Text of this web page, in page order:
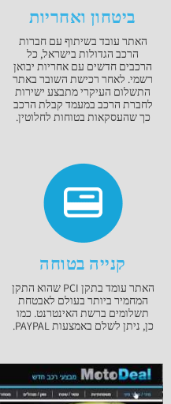
ביטחון ואחריות
האתר עובד בשיתוף עם חברות
הרכב הגדולות בישראל, כל
הרכבים חדשים עם אחריות יבואן
רשמי. לאחר רכישת השובר באתר
התשלום העיקרי מתבצע ישירות
לחברת הרכב במעמד קבלת הרכב
כך שהעסקאות בטוחות לחלוטין.
קנייה בטוחה
האתר עומד בתקן PCI שהוא התקן
המחמיר ביותר בעולם לאבטחת
תשלומים ברשת האינטרנט. כמו
כן, ניתן לשלם באמצעות PAYPAL.